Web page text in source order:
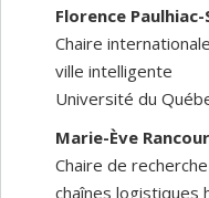
Florence
Chaire
ville intelligente
Université du
Marie-Ève
Chaire de
chaînes logistiques